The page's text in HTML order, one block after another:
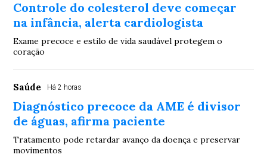
Controle do colesterol deve começar
na infância, alerta cardiologista
Exame precoce e estilo de vida saudável protegem o
coração
Saúde Há 2 horas
Diagnóstico precoce da AME é divisor
de águas, afirma paciente
Tratamento pode retardar avanço da doença e preservar
movimentos